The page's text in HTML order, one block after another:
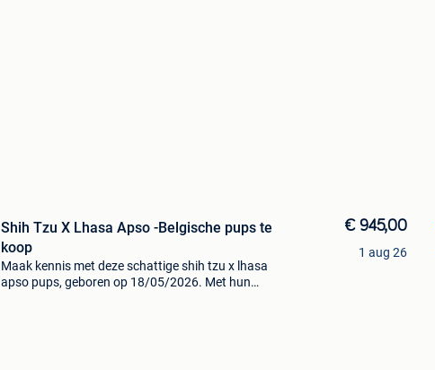
Shih Tzu X Lhasa Apso -Belgische pups te
koop
Maak kennis met deze schattige shih tzu x lhasa
apso pups, geboren op 18/05/2026. Met hun
€ 945,00
1 aug 26